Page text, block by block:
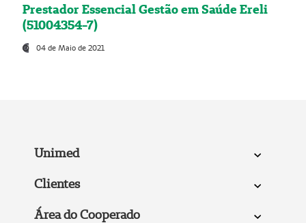
Prestador Essencial Gestão em Saúde Ereli
(51004354-7)
04 de Maio de 2021
Unimed
Clientes
Área do Cooperado